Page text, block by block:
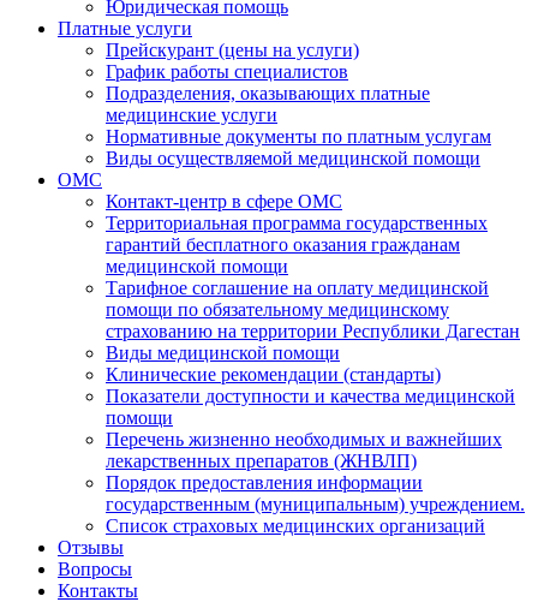
Юридическая помощь
Платные услуги
Прейскурант (цены на услуги)
График работы специалистов
Подразделения, оказывающих платные
медицинские услуги
Нормативные документы по платным услугам
Виды осуществляемой медицинской помощи
ОМС
Контакт-центр в сфере ОМС
Территориальная программа государственных
гарантий бесплатного оказания гражданам
медицинской помощи
Тарифное соглашение на оплату медицинской
помощи по обязательному медицинскому
страхованию на территории Республики Дагестан
Виды медицинской помощи
Клинические рекомендации (стандарты)
Показатели доступности и качества медицинской
помощи
Перечень жизненно необходимых и важнейших
лекарственных препаратов (ЖНВЛП)
Порядок предоставления информации
государственным (муниципальным) учреждением.
Список страховых медицинских организаций
Отзывы
Вопросы
Контакты